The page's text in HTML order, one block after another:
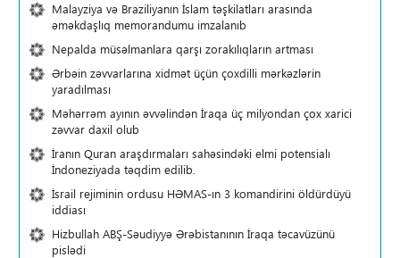
Malayziya və Braziliyanın İslam təşkilatları arasında
əməkdaşlıq memorandumu imzalanıb
Nepalda müsəlmanlara qarşı zorakılıqların artması
Ərbəin zəvvarlarına xidmət üçün çoxdilli mərkəzlərin
yaradılması
Məhərrəm ayının əvvəlindən İraqa üç milyondan çox xarici
zəvvar daxil olub
İranın Quran araşdırmaları sahəsindəki elmi potensialı
İndoneziyada təqdim edilib.
İsrail rejiminin ordusu HƏMAS-ın 3 komandirini öldürdüyü
iddiası
Hizbullah ABŞ-Səudiyyə Ərəbistanının İraqa təcavüzünü
pislədi